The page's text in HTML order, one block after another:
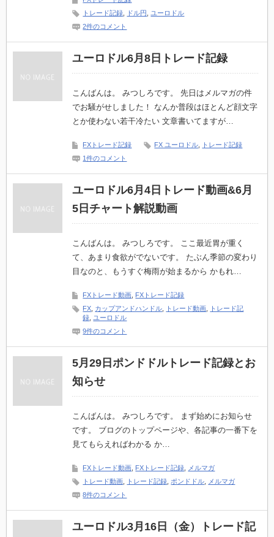
トレード記録
ドル円
ユーロドル
2件のコメント
ユーロドル6月8日トレード記録
こんばんは。 みつしろです。 先日はメルマガの件
でお騒がせしました！ なんか普段はほとんど顔文字
とか使わない若干冷たい 文章書いてますが…
FXトレード記録 FX ユーロドル
トレード記録
1件のコメント
ユーロドル6月4日トレード動画&6月
5日チャート解説動画
こんばんは。 みつしろです。 ここ最近胃が重く
て、あまり食欲がでないです。 たぶん季節の変わり
目なのと、もうすぐ梅雨が始まるから かもれ…
FXトレード動画 FXトレード記録
FX カップアンドハンドル トレード動画
トレード記
録
ユーロドル
9件のコメント
5月29日ポンドドルトレード記録とお
知らせ
こんばんは。 みつしろです。 まず始めにお知らせ
です。 ブログのトップページや、各記事の一番下を
見てもらえればわかる か…
FXトレード動画 FXトレード記録
メルマガ
トレード動画
トレード記録 ポンドドル
メルマガ
8件のコメント
ユーロドル3月16日（金）トレード記